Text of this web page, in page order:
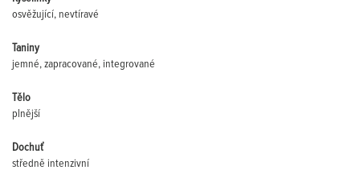
osvěžující, nevtíravé
Taniny
jemné, zapracované, integrované
Tělo
plnější
Dochuť
středně intenzivní